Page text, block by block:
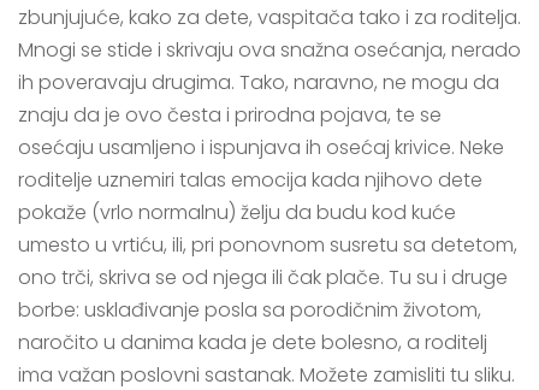
zbunjujuće, kako za dete, vaspitača tako i za roditelja.
Mnogi se stide i skrivaju ova snažna osećanja, nerado
ih poveravaju drugima. Tako, naravno, ne mogu da
znaju da je ovo česta i prirodna pojava, te se
osećaju usamljeno i ispunjava ih osećaj krivice. Neke
roditelje uznemiri talas emocija kada njihovo dete
pokaže (vrlo normalnu) želju da budu kod kuće
umesto u vrtiću, ili, pri ponovnom susretu sa detetom,
ono trči, skriva se od njega ili čak plače. Tu su i druge
borbe: usklađivanje posla sa porodičnim životom,
naročito u danima kada je dete bolesno, a roditelj
ima važan poslovni sastanak. Možete zamisliti tu sliku.